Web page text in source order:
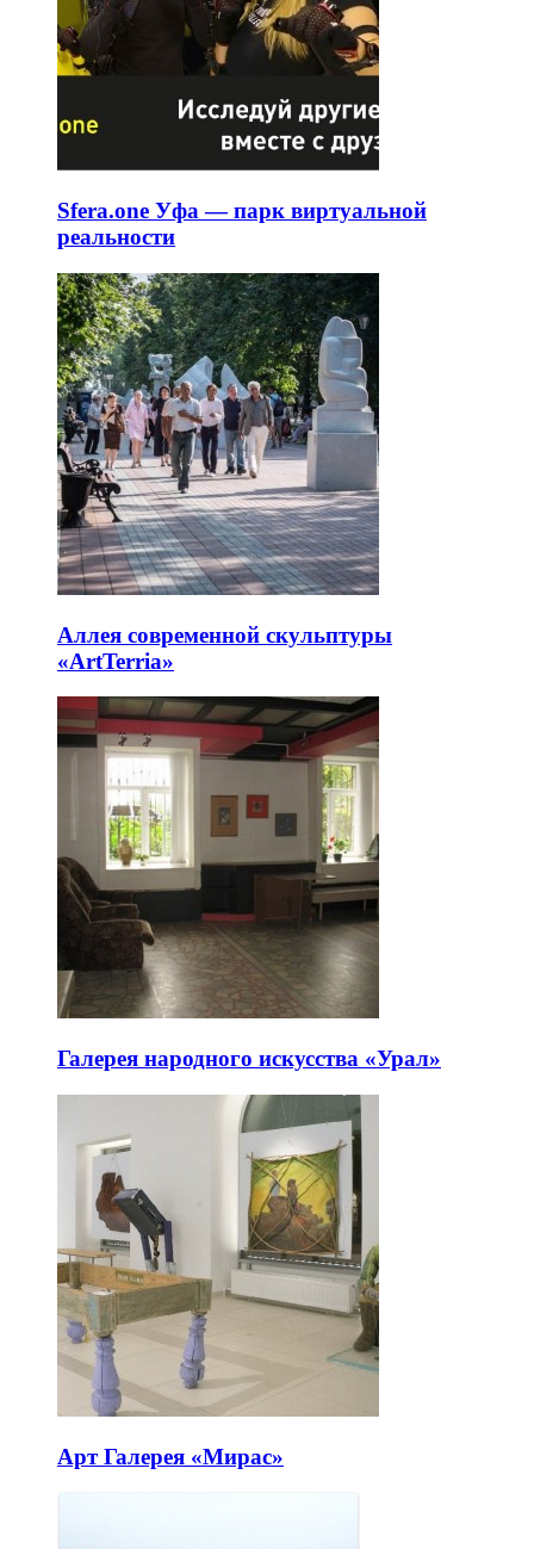
Sfera.one Уфа — парк виртуальной
реальности
Аллея современной скульптуры
«ArtTerria»
Галерея народного искусства «Урал»
Арт Галерея «Мирас»